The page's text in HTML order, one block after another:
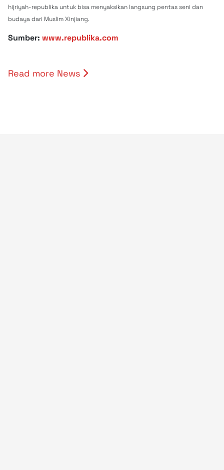
hijriyah-republika untuk bisa menyaksikan langsung pentas seni dan
budaya dari Muslim Xinjiang.
Sumber: www.republika.com
Read more News